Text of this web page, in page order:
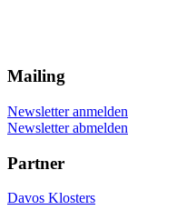
Mailing
Newsletter anmelden
Newsletter abmelden
Partner
Davos Klosters